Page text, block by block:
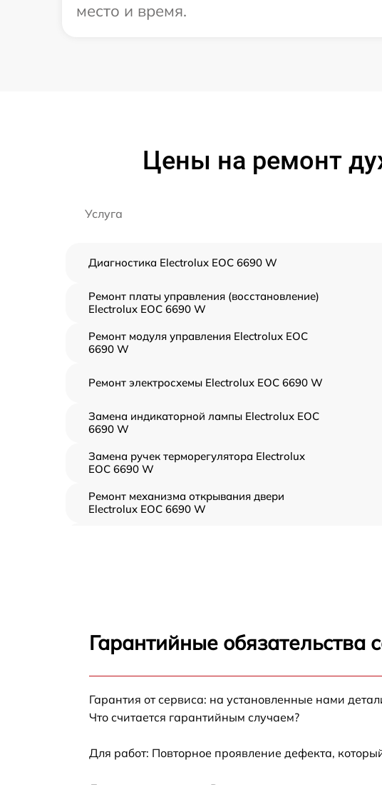
место и время.
Цены на ремонт
Услуга
Диагностика Electrolux EOC 6690 W
Ремонт платы управления (восстановление)
Electrolux EOC 6690 W
Ремонт модуля управления Electrolux EOC
6690 W
Ремонт электросхемы Electrolux EOC 6690 W
Замена индикаторной лампы Electrolux EOC
6690 W
Замена ручек терморегулятора Electrolux
EOC 6690 W
Ремонт механизма открывания двери
Electrolux EOC 6690 W
Замена шнура питания Electrolux EOC 6690
Замена термодатчика Electrolux EOC 6690 W
6690 W
Гарантийные обязательства
Гарантия от сервиса: на установленные нами
Что считается гарантийным случаем?
Для работ: Повторное проявление дефекта,